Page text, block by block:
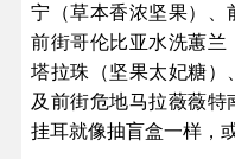
宁（草本香浓坚果）、
前街哥伦比亚水洗蕙兰
塔拉珠（坚果太妃糖）
及前街危地马拉薇薇
挂耳就像抽盲盒一样，